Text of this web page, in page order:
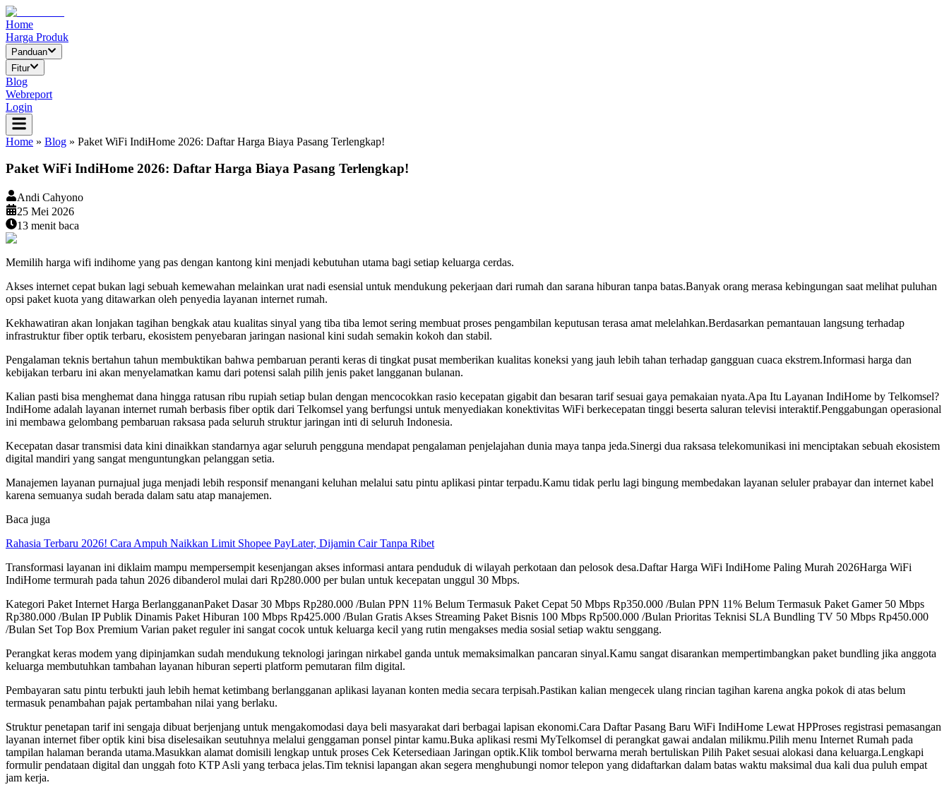
Home
Harga Produk
Panduan
Fitur
Blog
Webreport
Login
Home » Blog » Paket WiFi IndiHome 2026: Daftar Harga Biaya Pasang Terlengkap!
Paket WiFi IndiHome 2026: Daftar Harga Biaya Pasang Terlengkap!
Andi Cahyono
25 Mei 2026
13 menit baca
Memilih harga wifi indihome yang pas dengan kantong kini menjadi kebutuhan utama bagi setiap keluarga cerdas.
Akses internet cepat bukan lagi sebuah kemewahan melainkan urat nadi esensial untuk mendukung pekerjaan dari rumah dan sarana hiburan tanpa batas.Banyak orang merasa kebingungan saat melihat puluhan
opsi paket kuota yang ditawarkan oleh penyedia layanan internet rumah.
Kekhawatiran akan lonjakan tagihan bengkak atau kualitas sinyal yang tiba tiba lemot sering membuat proses pengambilan keputusan terasa amat melelahkan.Berdasarkan pemantauan langsung terhadap
infrastruktur fiber optik terbaru, ekosistem penyebaran jaringan nasional kini sudah semakin kokoh dan stabil.
Pengalaman teknis bertahun tahun membuktikan bahwa pembaruan peranti keras di tingkat pusat memberikan kualitas koneksi yang jauh lebih tahan terhadap gangguan cuaca ekstrem.Informasi harga dan
kebijakan terbaru ini akan menyelamatkan kamu dari potensi salah pilih jenis paket langganan bulanan.
Kalian pasti bisa menghemat dana hingga ratusan ribu rupiah setiap bulan dengan mencocokkan rasio kecepatan gigabit dan besaran tarif sesuai gaya pemakaian nyata.Apa Itu Layanan IndiHome by Telkomsel?
IndiHome adalah layanan internet rumah berbasis fiber optik dari Telkomsel yang berfungsi untuk menyediakan konektivitas WiFi berkecepatan tinggi beserta saluran televisi interaktif.Penggabungan operasional
ini membawa gelombang pembaruan raksasa pada seluruh struktur jaringan inti di seluruh Indonesia.
Kecepatan dasar transmisi data kini dinaikkan standarnya agar seluruh pengguna mendapat pengalaman penjelajahan dunia maya tanpa jeda.Sinergi dua raksasa telekomunikasi ini menciptakan sebuah ekosistem
digital mandiri yang sangat menguntungkan pelanggan setia.
Manajemen layanan purnajual juga menjadi lebih responsif menangani keluhan melalui satu pintu aplikasi pintar terpadu.Kamu tidak perlu lagi bingung membedakan layanan seluler prabayar dan internet kabel
karena semuanya sudah berada dalam satu atap manajemen.
Baca juga
Rahasia Terbaru 2026! Cara Ampuh Naikkan Limit Shopee PayLater, Dijamin Cair Tanpa Ribet
Transformasi layanan ini diklaim mampu mempersempit kesenjangan akses informasi antara penduduk di wilayah perkotaan dan pelosok desa.Daftar Harga WiFi IndiHome Paling Murah 2026Harga WiFi
IndiHome termurah pada tahun 2026 dibanderol mulai dari Rp280.000 per bulan untuk kecepatan unggul 30 Mbps.
Kategori Paket Internet Harga BerlanggananPaket Dasar 30 Mbps Rp280.000 /Bulan PPN 11% Belum Termasuk Paket Cepat 50 Mbps Rp350.000 /Bulan PPN 11% Belum Termasuk Paket Gamer 50 Mbps
Rp380.000 /Bulan IP Publik Dinamis Paket Hiburan 100 Mbps Rp425.000 /Bulan Gratis Akses Streaming Paket Bisnis 100 Mbps Rp500.000 /Bulan Prioritas Teknisi SLA Bundling TV 50 Mbps Rp450.000
/Bulan Set Top Box Premium Varian paket reguler ini sangat cocok untuk keluarga kecil yang rutin mengakses media sosial setiap waktu senggang.
Perangkat keras modem yang dipinjamkan sudah mendukung teknologi jaringan nirkabel ganda untuk memaksimalkan pancaran sinyal.Kamu sangat disarankan mempertimbangkan paket bundling jika anggota
keluarga membutuhkan tambahan layanan hiburan seperti platform pemutaran film digital.
Pembayaran satu pintu terbukti jauh lebih hemat ketimbang berlangganan aplikasi layanan konten media secara terpisah.Pastikan kalian mengecek ulang rincian tagihan karena angka pokok di atas belum
termasuk penambahan pajak pertambahan nilai yang berlaku.
Struktur penetapan tarif ini sengaja dibuat berjenjang untuk mengakomodasi daya beli masyarakat dari berbagai lapisan ekonomi.Cara Daftar Pasang Baru WiFi IndiHome Lewat HPProses registrasi pemasangan
layanan internet fiber optik kini bisa diselesaikan seutuhnya melalui genggaman ponsel pintar kamu.Buka aplikasi resmi MyTelkomsel di perangkat gawai andalan milikmu.Pilih menu Internet Rumah pada
tampilan halaman beranda utama.Masukkan alamat domisili lengkap untuk proses Cek Ketersediaan Jaringan optik.Klik tombol berwarna merah bertuliskan Pilih Paket sesuai alokasi dana keluarga.Lengkapi
formulir pendataan digital dan unggah foto KTP Asli yang terbaca jelas.Tim teknisi lapangan akan segera menghubungi nomor telepon yang didaftarkan dalam batas waktu maksimal dua kali dua puluh empat
jam kerja.